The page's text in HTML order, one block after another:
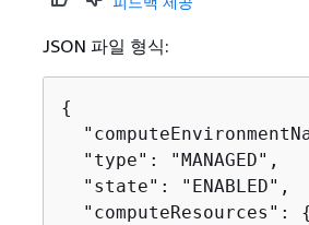
JSON 파일 형식:
{
  "type": "MANAGED",
  "state": "ENABLED",
  "computeResources":
{